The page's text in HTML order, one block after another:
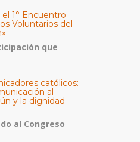
1° Encuentro
Voluntarios del
que
católicos:
al
y la dignidad
al Congreso